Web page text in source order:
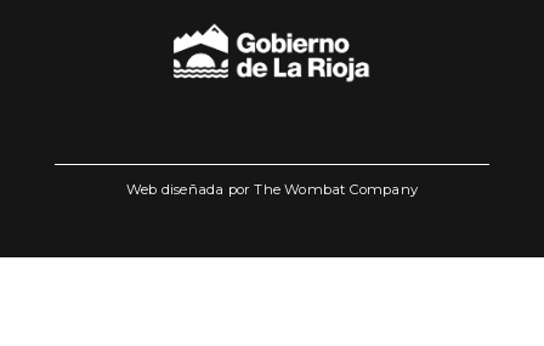
Web diseñada por The Wombat Company